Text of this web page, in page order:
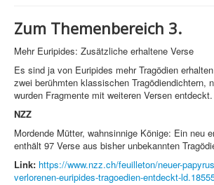
Zum Themenbereich 3.
Mehr Euripides: Zusätzliche erhaltene Verse
Es sind ja von Euripides mehr Tragödien
zwei berühmten klassischen Tragödiendichtern,
wurden Fragmente mit weiteren Versen entdeckt.
NZZ
Mordende Mütter, wahnsinnige Könige: Ein neu
enthält 97 Verse aus bisher unbekannten
Link: https://www.nzz.ch/feuilleton/neuer-
verlorenen-euripides-tragoedien-entdeckt-